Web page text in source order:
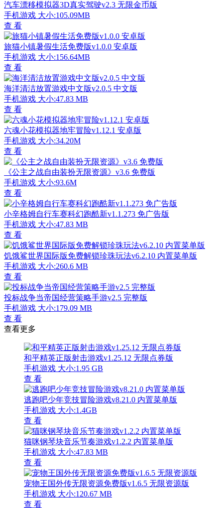
汽车漂移模拟器3D真实驾驶v2.3 无限金币版
手机游戏 大小:105.09MB
查 看
旅猫小镇暑假生活免费版v1.0.0 安卓版
手机游戏 大小:156.64MB
查 看
海洋清洁放置游戏中文版v2.0.5 中文版
手机游戏 大小:47.83 MB
查 看
六魂小花模拟器地牢冒险v1.12.1 安卓版
手机游戏 大小:34.20M
查 看
《公主之战自由装扮无限资源》v3.6 免费版
手机游戏 大小:93.6M
查 看
小辛格姆自行车赛科幻跑酷新v1.1.273 免广告版
手机游戏 大小:47.83 MB
查 看
饥饿鲨世界国际版免费解锁珍珠玩法v6.2.10 内置菜单版
手机游戏 大小:260.6 MB
查 看
投标战争当帝国经营策略手游v2.5 完整版
手机游戏 大小:179.09 MB
查 看
查看更多
和平精英正版射击游戏v1.25.12 无限点券版
手机游戏 大小:1.95 GB
查 看
逃跑吧少年竞技冒险游戏v8.21.0 内置菜单版
手机游戏 大小:1.4GB
查 看
猫咪钢琴块音乐节奏游戏v1.2.2 内置菜单版
手机游戏 大小:47.83 MB
查 看
宠物王国外传无限资源免费版v1.6.5 无限资源版
手机游戏 大小:120.67 MB
查 看